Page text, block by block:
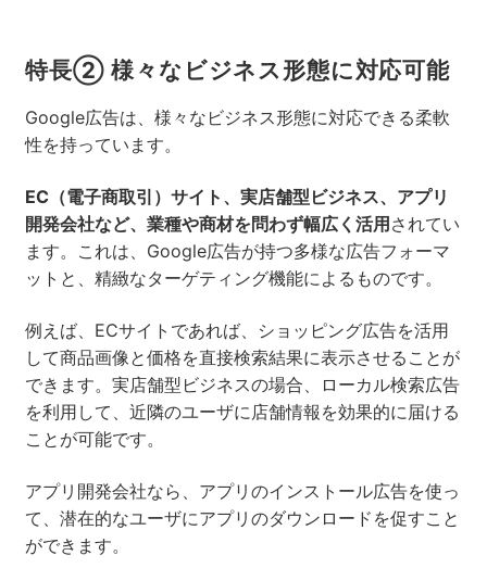
特長② 様々なビジネス形態に対応可能
Google広告は、様々なビジネス形態に対応できる柔軟
性を持っています。
EC（電子商取引）サイト、実店舗型ビジネス、アプリ
開発会社など、業種や商材を問わず幅広く活用 されてい
ます。これは、Google広告が持つ多様な広告フォーマ
ットと、精緻なターゲティング機能によるものです。
例えば、ECサイトであれば、ショッピング広告を活用
して商品画像と価格を直接検索結果に表示させることが
できます。実店舗型ビジネスの場合、ローカル検索広告
を利用して、近隣のユーザに店舗情報を効果的に届ける
ことが可能です。
アプリ開発会社なら、アプリのインストール広告を使っ
て、潜在的なユーザにアプリのダウンロードを促すこと
ができます。